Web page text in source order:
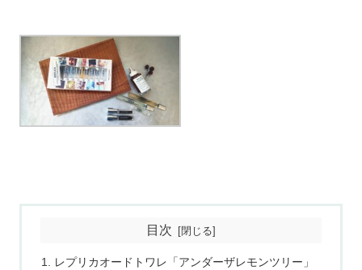
目次
レプリカオードトワレ「アンダーザレモンツリー」